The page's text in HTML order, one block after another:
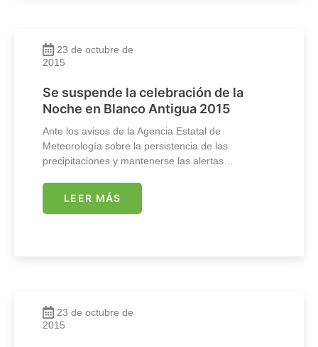
23 de octubre de
2015
Se suspende la celebración de la
Noche en Blanco Antigua 2015
Ante los avisos de la Agencia Estatal de
Meteorología sobre la persistencia de las
precipitaciones y mantenerse las alertas…
LEER MÁS
23 de octubre de
2015